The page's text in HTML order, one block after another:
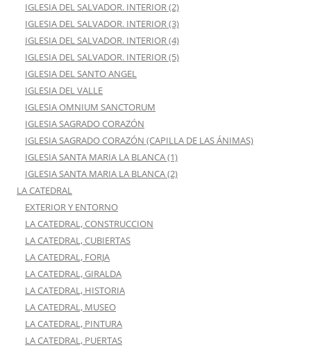
IGLESIA DEL SALVADOR. INTERIOR (2)
IGLESIA DEL SALVADOR. INTERIOR (3)
IGLESIA DEL SALVADOR. INTERIOR (4)
IGLESIA DEL SALVADOR. INTERIOR (5)
IGLESIA DEL SANTO ANGEL
IGLESIA DEL VALLE
IGLESIA OMNIUM SANCTORUM
IGLESIA SAGRADO CORAZÓN
IGLESIA SAGRADO CORAZÓN (CAPILLA DE LAS ÁNIMAS)
IGLESIA SANTA MARIA LA BLANCA (1)
IGLESIA SANTA MARIA LA BLANCA (2)
LA CATEDRAL
EXTERIOR Y ENTORNO
LA CATEDRAL, CONSTRUCCION
LA CATEDRAL, CUBIERTAS
LA CATEDRAL, FORJA
LA CATEDRAL, GIRALDA
LA CATEDRAL, HISTORIA
LA CATEDRAL, MUSEO
LA CATEDRAL, PINTURA
LA CATEDRAL, PUERTAS